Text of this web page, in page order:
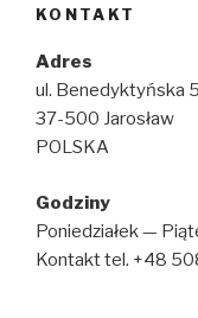
KONTAKT
Adres
ul. Benedyktyńska 5
37-500 Jarosław
POLSKA
Godziny
Poniedziałek —
Kontakt tel. +48